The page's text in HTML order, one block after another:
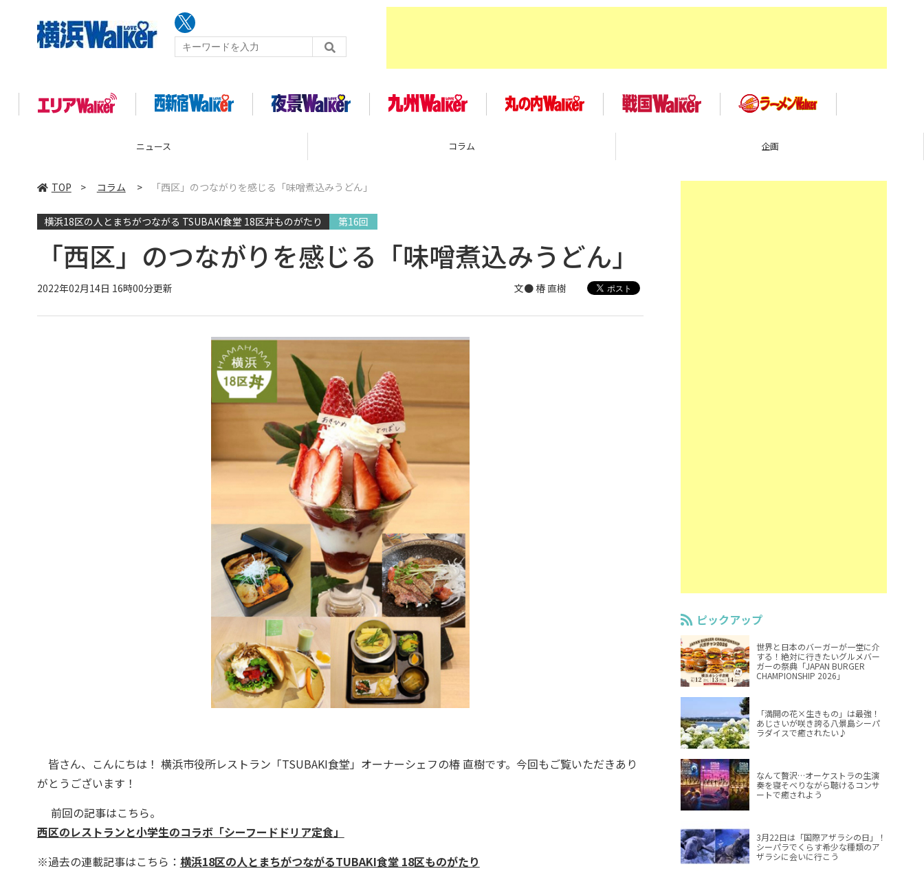
コラム 企画 TOP
TOP > コラム > 「西区」のつながりを感じる「味噌煮込みうどん」
横浜18区の人とまちがつながる TSUBAKI食堂 18区丼ものがたり 第16回
「西区」のつながりを感じる「味噌煮込みうどん」
2022年02月14日 16時00分更新 文● 椿 直樹
皆さん、こんにちは！ 横浜市役所レストラン「TSUBAKI食堂」オーナーシェフの椿 直樹です。今回もご覧いただきあり
がとうございます！
前回の記事はこちら。
西区のレストランと小学生のコラボ「シーフードドリア定食」
※過去の連載記事はこちら： 横浜18区の人とまちがつながるTUBAKI食堂 18区ものがたり
ピックアップ
世界と日本のバーガーが一堂に介
する！絶対に行きたいグルメバー
ガーの祭典「JAPAN BURGER
CHAMPIONSHIP 2026」
「満開の花×生きもの」は最強！
あじさいが咲き誇る八景島シーパ
ラダイスで癒されたい♪
なんて贅沢…オーケストラの生演
奏を寝そべりながら聴けるコンサ
ートで癒されよう
3月22日は「国際アザラシの日」！
シーパラでくらす希少な種類のア
ザラシに会いに行こう